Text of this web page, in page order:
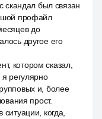
скандал был связан
профайл
до
другое его
котором сказал,
регулярно
и, более
прост.
когда,